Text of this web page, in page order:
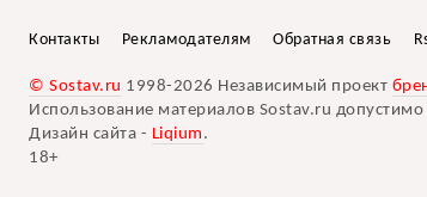
Контакты Рекламодателям Обратная связь
© Sostav.ru 1998-2026 Независимый проект
Использование материалов Sostav.ru
Дизайн сайта - Liqium .
18+